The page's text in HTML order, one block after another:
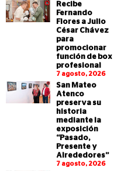
Recibe
Fernando
Flores a Julio
César Chávez
para
promocionar
función de box
profesional
7 agosto, 2026
San Mateo
Atenco
preserva su
historia
mediante la
exposición
“Pasado,
Presente y
Alrededores”
7 agosto, 2026